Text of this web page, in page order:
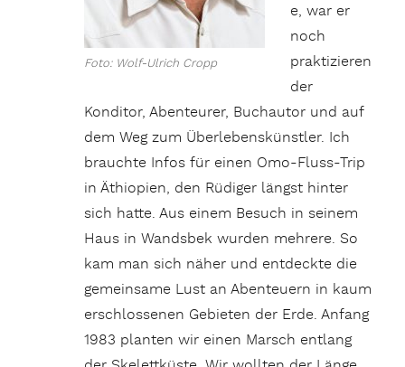
Foto: Wolf-Ulrich Cropp
e, war er
noch
praktizieren
der
Konditor, Abenteurer, Buchautor und auf
dem Weg zum Überlebenskünstler. Ich
brauchte Infos für einen Omo-Fluss-Trip
in Äthiopien, den Rüdiger längst hinter
sich hatte. Aus einem Besuch in seinem
Haus in Wandsbek wurden mehrere. So
kam man sich näher und entdeckte die
gemeinsame Lust an Abenteuern in kaum
erschlossenen Gebieten der Erde. Anfang
1983 planten wir einen Marsch entlang